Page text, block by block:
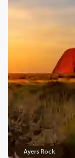
Ayers Rock